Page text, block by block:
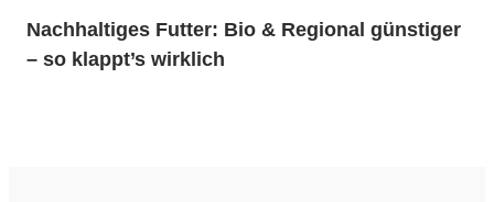
Nachhaltiges Futter: Bio & Regional günstiger
– so klappt’s wirklich